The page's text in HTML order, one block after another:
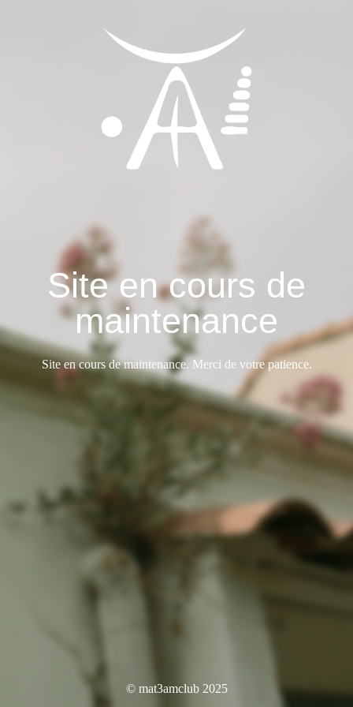
Site en cours de
maintenance
Site en cours de maintenance. Merci de votre patience.
© mat3amclub 2025